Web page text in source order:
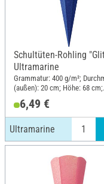
Schultüten-Rohling
Ultramarine
Grammatur: 400 g/m²;
(außen): 20 cm; Höhe: 68 cm;
Material: Papier
6,49 €
Ultramarine